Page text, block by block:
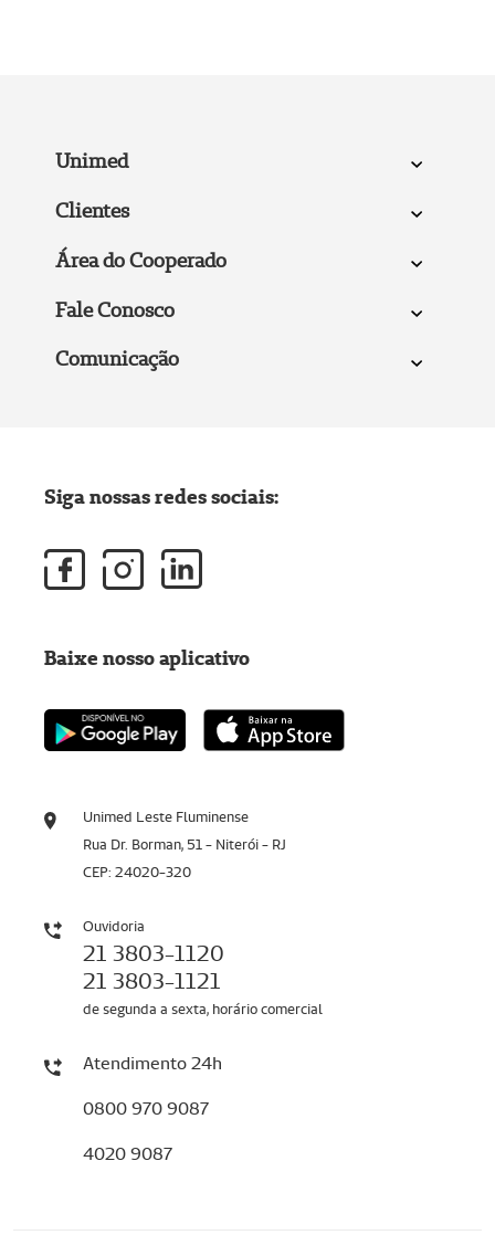
Unimed
Clientes
Área do Cooperado
Fale Conosco
Comunicação
Unimed Leste Fluminense
Rua Dr. Borman, 51 - Niterói - RJ
CEP: 24020-320
Ouvidoria
21 3803-1120
21 3803-1121
de segunda a sexta, horário comercial
Atendimento 24h
0800 970 9087
4020 9087
Siga nossas redes sociais:
Baixe nosso aplicativo